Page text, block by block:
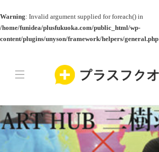
Warning: Invalid argument supplied for foreach() in
/home/funidea/plusfukuoka.com/public_html/wp-
content/plugins/unyson/framework/helpers/general.php